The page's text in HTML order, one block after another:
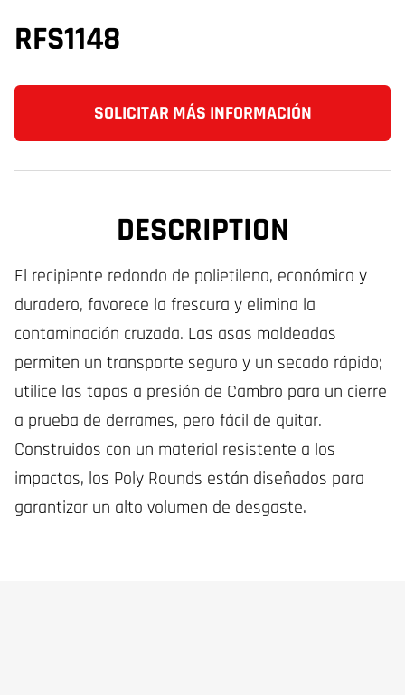
RFS1148
SOLICITAR MÁS INFORMACIÓN
DESCRIPTION
El recipiente redondo de polietileno, económico y
duradero, favorece la frescura y elimina la
contaminación cruzada. Las asas moldeadas
permiten un transporte seguro y un secado rápido;
utilice las tapas a presión de Cambro para un cierre
a prueba de derrames, pero fácil de quitar.
Construidos con un material resistente a los
impactos, los Poly Rounds están diseñados para
garantizar un alto volumen de desgaste.